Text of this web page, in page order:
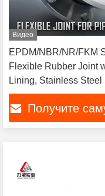
Видео
EPDM/NBR/NR/FKM
Flexible Rubber Joint
Lining, Stainless Steel
Connection, Suitable
Applications in
Получите